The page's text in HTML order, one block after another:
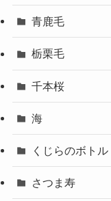
青鹿毛
栃栗毛
千本桜
海
くじらのボトル
さつま寿